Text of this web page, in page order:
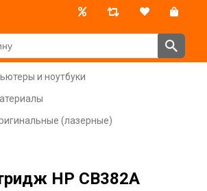
и ноутбуки
(лазерные)
HP CB382A